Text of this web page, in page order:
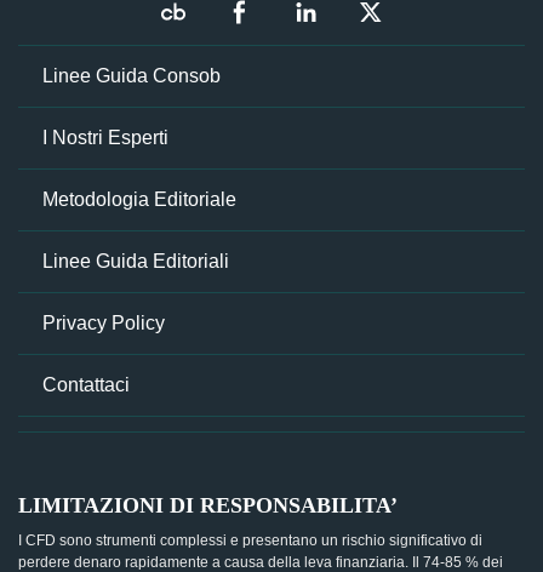
Linee Guida Consob
I Nostri Esperti
Metodologia Editoriale
Linee Guida Editoriali
Privacy Policy
Contattaci
LIMITAZIONI DI RESPONSABILITA’
I CFD sono strumenti complessi e presentano un rischio significativo di
perdere denaro rapidamente a causa della leva finanziaria. Il 74-85 % dei